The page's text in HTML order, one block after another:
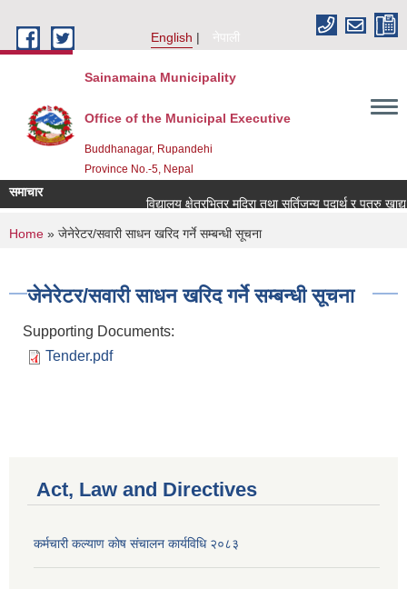
English
नेपाली
Sainamaina Municipality
Office of the Municipal Executive
Buddhanagar, Rupandehi
Province No.-5, Nepal
समाचार
विद्यालय क्षेत्रभित्र मदिरा तथा सुर्तिजन्य पदार्थ र पत्रु
You are here
Home » जेनेरेटर/सवारी साधन खरिद गर्ने सम्बन्धी सूचना
जेनेरेटर/सवारी साधन खरिद गर्ने सम्बन्धी सूचना
Supporting Documents:
Tender.pdf
Act, Law and Directives
कर्मचारी कल्याण काेष संचालन कार्यविधि २०८३